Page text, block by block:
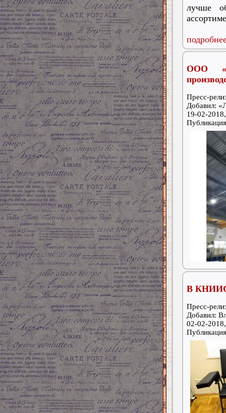
лучше
ООО
Пресс-
Добавил:
19-02-
В
Пресс-
Добавил:
02-02-